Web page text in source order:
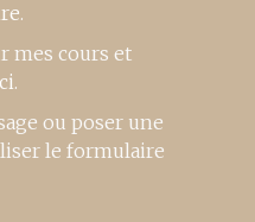
.
mes cours et
.
ou poser une
le formulaire